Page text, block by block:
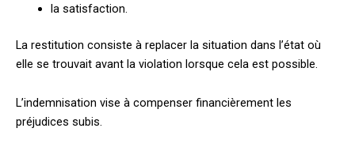
la satisfaction.
La restitution consiste à replacer la situation dans l’état où
elle se trouvait avant la violation lorsque cela est possible.
L’indemnisation vise à compenser financièrement les
préjudices subis.